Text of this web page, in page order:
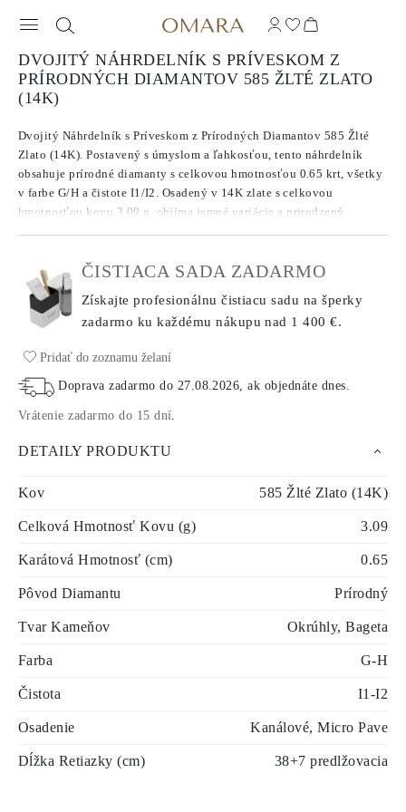
DVOJITÝ NÁHRDELNÍK S PRÍVESKOM Z
PRÍRODNÝCH DIAMANTOV 585 ŽLTÉ ZLATO
(14K)
Dvojitý Náhrdelník s Príveskom z Prírodných Diamantov 585 Žlté
Zlato (14K). Postavený s úmyslom a ľahkosťou, tento náhrdelník
obsahuje prírodné diamanty s celkovou hmotnosťou 0.65 krt, všetky
v farbe G/H a čistote I1/I2. Osadený v 14K zlate s celkovou
hmotnosťou kovu 3.09 g, objíma jemné variácie a prirodzený
pohodlie. Úprimný pohľad na každodennú brilantnosť.
ČISTIACA SADA ZADARMO
Získajte profesionálnu čistiacu sadu na šperky
zadarmo ku každému nákupunad 1 400 €.
Pridať do zoznamu želaní
Doprava zadarmo do 27.08.2026, ak objednáte dnes.
Vrátenie zadarmo do 15 dní.
DETAILY PRODUKTU
Kov 585 Žlté Zlato (14K)
Celková Hmotnosť Kovu (g) 3.09
Karátová Hmotnosť (cm) 0.65
Pôvod Diamantu Prírodný
Tvar Kameňov Okrúhly, Bageta
Farba G-H
Čistota I1-I2
Osadenie Kanálové, Micro Pave
Dĺžka Retiazky (cm) 38+7 predlžovacia